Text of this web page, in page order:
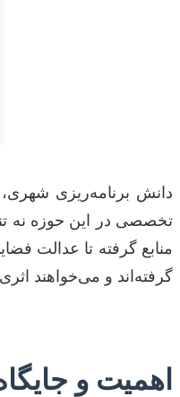
دانش برنامه‌ریزی
تخصصی در این حوزه نه
منابع گرفته تا عدالت
گرفته‌اند و می‌خواهند
اهمیت و